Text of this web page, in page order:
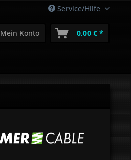
Service/Hilfe
Mein Konto 0,00 € *